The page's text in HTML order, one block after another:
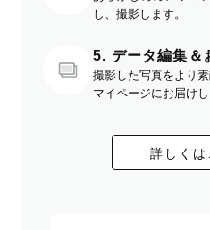
し、撮影します。
5. データ編集＆
撮影した写真をより
マイページにお届けし
詳しくは